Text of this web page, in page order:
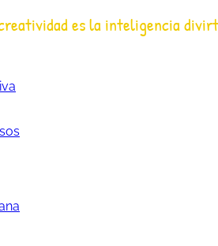
es la inteligencia